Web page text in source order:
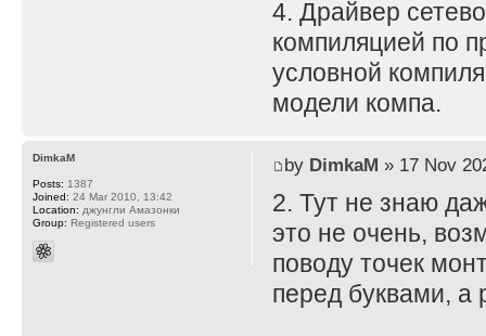
4. Драйвер
компиляцией по
условной
модели компа.
by DimkaM » 17 Nov
2. Тут не знаю
это не очень,
поводу точек
перед буквами, а
DimkaM
Posts: 1387
Joined: 24 Mar 2010, 13:42
Location: джунгли Амазонки
Group: Registered users